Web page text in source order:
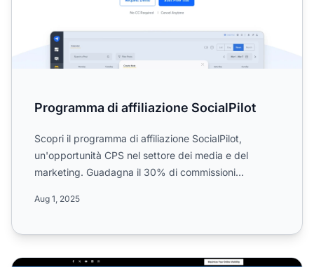
Programma di affiliazione SocialPilot
Scopri il programma di affiliazione SocialPilot,
un'opportunità CPS nel settore dei media e del
marketing. Guadagna il 30% di commissioni
Aug 1, 2025